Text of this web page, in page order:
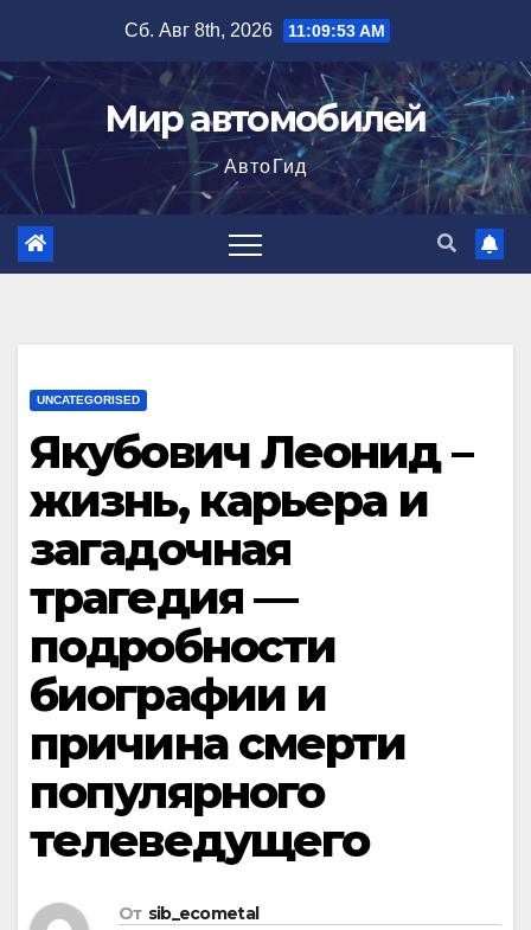
содержимому
Сб. Авг 8th, 2026 11:09:54 AM
Мир автомобилей
АвтоГид
UNCATEGORISED
Якубович Леонид –
жизнь, карьера и
загадочная
трагедия —
подробности
биографии и
причина смерти
популярного
телеведущего
От sib_ecometal